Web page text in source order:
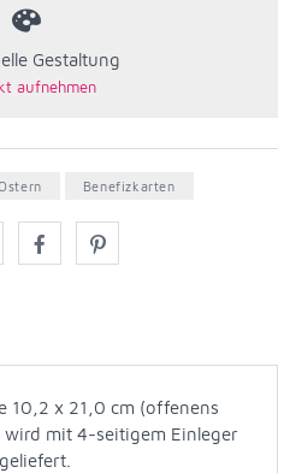
Gestaltung
Benefizkarten
10,2 x 21,0 cm (offenens
mit 4-seitigem Einleger